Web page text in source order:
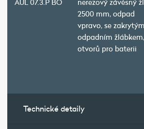
AUL 07.3.P BO
nerezový závěsný
2500 mm, odpad
vpravo, se zakrytým
odpadním
otvorů pro baterii
Technické detaily